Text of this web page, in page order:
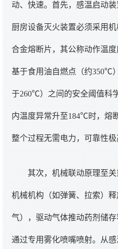
动、快速。首先，感温启动装
厨房设备灭火装置必须采用
合金熔断片，其公称动作温
基于食用油自燃点（约350℃
于260℃）之间的安全阈值科
内温度异常升至184℃时，熔
整个过程无需电力，可靠性极
其次，机械联动原理至
机械机构（如弹簧、拉索）
气），驱动气体推动药剂储
通过专用雾化喷嘴喷射。从